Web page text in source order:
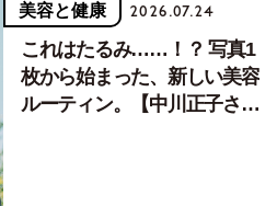
美容と健康 2026.07.24
これはたるみ……！？ 写真1
枚から始まった、新しい美容
ルーティン。【中川正子さん